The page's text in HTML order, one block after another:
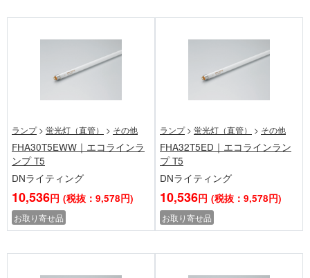
ランプ > 蛍光灯（直管） > その他
FHA30T5EWW｜エコラインラ
ンプ T5
DNライティング
10,536円 (税抜：9,578円)
お取り寄せ品
ランプ > 蛍光灯（直管） > その他
FHA32T5ED｜エコラインラン
プ T5
DNライティング
10,536円 (税抜：9,578円)
お取り寄せ品